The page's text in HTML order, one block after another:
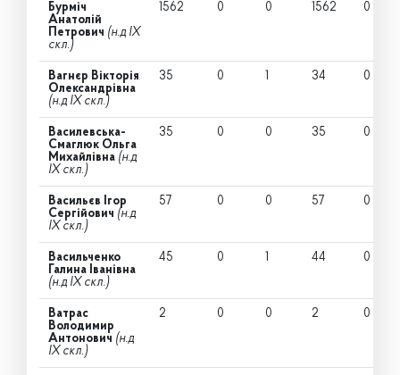
Бурміч
Анатолій
Петрович (н.д IX
скл.)
1562 0 0 1562 0
Вагнєр Вікторія
Олександрівна
(н.д IX скл.)
35 0 1 34 0
Василевська-
Смаглюк Ольга
Михайлівна (н.д
IX скл.)
35 0 0 35 0
Васильєв Ігор
Сергійович (н.д
IX скл.)
57 0 0 57 0
Васильченко
Галина Іванівна
(н.д IX скл.)
45 0 1 44 0
Ватрас
Володимир
Антонович (н.д
IX скл.)
2 0 0 2 0